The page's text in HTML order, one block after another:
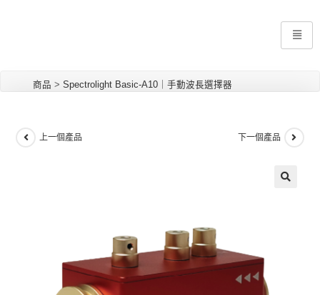
商品 > Spectrolight Basic-A10｜手動波長選擇器
上一個產品 下一個產品